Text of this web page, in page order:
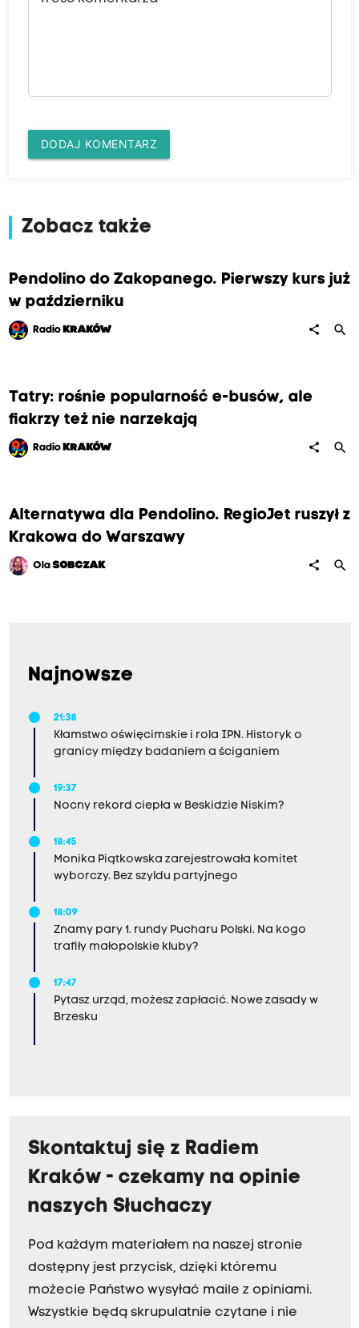
DODAJ KOMENTARZ
Zobacz także
Pendolino do Zakopanego. Pierwszy kurs już
w październiku
Radio KRAKÓW share search
Tatry: rośnie popularność e-busów, ale
fiakrzy też nie narzekają
Radio KRAKÓW share search
Alternatywa dla Pendolino. RegioJet ruszył z
Krakowa do Warszawy
OlaSOBCZAK share search
Najnowsze
21:38
Kłamstwo oświęcimskie i rola IPN. Historyk o
granicy między badaniem a ściganiem
19:37
Nocny rekord ciepła w Beskidzie Niskim?
18:45
Monika Piątkowska zarejestrowała komitet
wyborczy. Bez szyldu partyjnego
18:09
Znamy pary 1. rundy Pucharu Polski. Na kogo
trafiły małopolskie kluby?
17:47
Pytasz urząd, możesz zapłacić. Nowe zasady w
Brzesku
Skontaktuj się z Radiem
Kraków - czekamy na opinie
naszych Słuchaczy
Pod każdym materiałem na naszej stronie
dostępny jest przycisk, dzięki któremu
możecie Państwo wysyłać maile z opiniami.
Wszystkie będą skrupulatnie czytane i nie